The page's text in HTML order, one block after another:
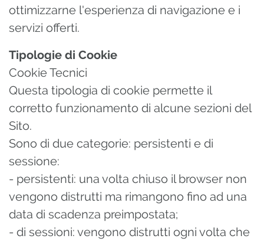
ottimizzarne l'esperienza di navigazione e i
servizi offerti.
Tipologie di Cookie
Cookie Tecnici
Questa tipologia di cookie permette il
corretto funzionamento di alcune sezioni del
Sito.
Sono di due categorie: persistenti e di
sessione:
- persistenti: una volta chiuso il browser non
vengono distrutti ma rimangono fino ad una
data di scadenza preimpostata;
- di sessioni: vengono distrutti ogni volta che